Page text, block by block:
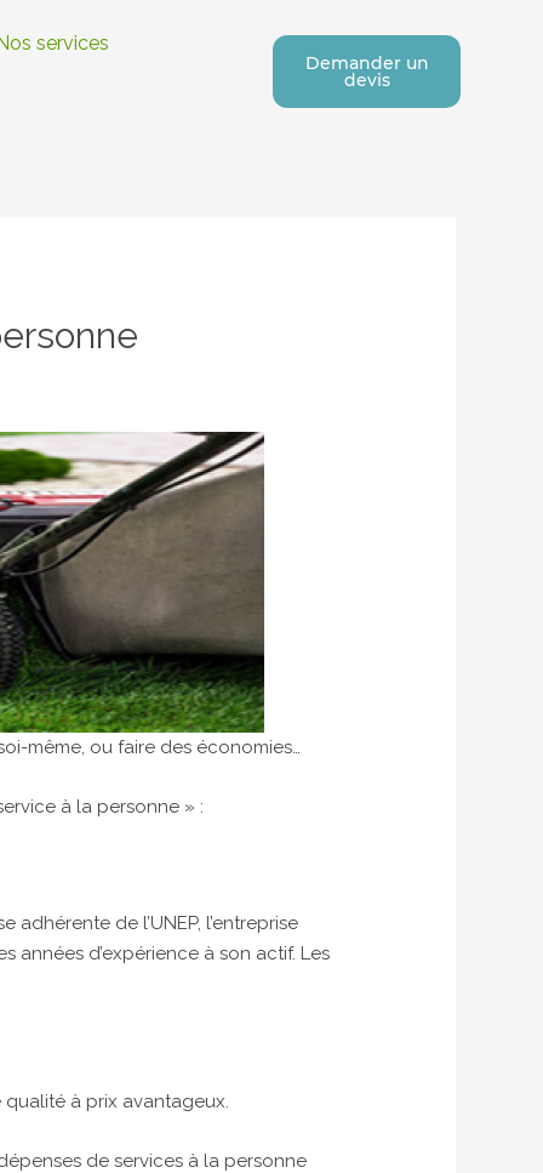
services
Demander un
devis
même, ou faire des économies…
à la personne » :
de l’UNEP, l’entreprise
années d’expérience à son actif. Les
à prix avantageux.
de services à la personne